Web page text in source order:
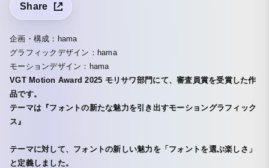
Share
企画・構成：hama
グラフィックデザイン：hama
モーションデザイン：hama
VGT Motion Award 2025 モリサワ部門にて、審査員賞を受賞した作
品です。
テーマは『フォントの新たな魅力を引き出すモーショングラフィック
ス』
テーマに対して、フォントの新しい魅力を「フォントを選ぶ楽しさ」
と定義しました。